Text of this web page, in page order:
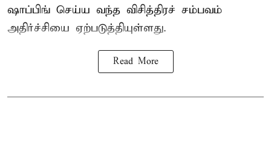
ஷாப்பிங் செய்ய வந்த விசித்திரச் சம்பவம்
அதிர்ச்சியை ஏற்படுத்தியுள்ளது.
Read More